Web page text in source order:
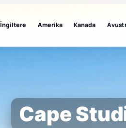
İngiltere Amerika Kanada
Cape